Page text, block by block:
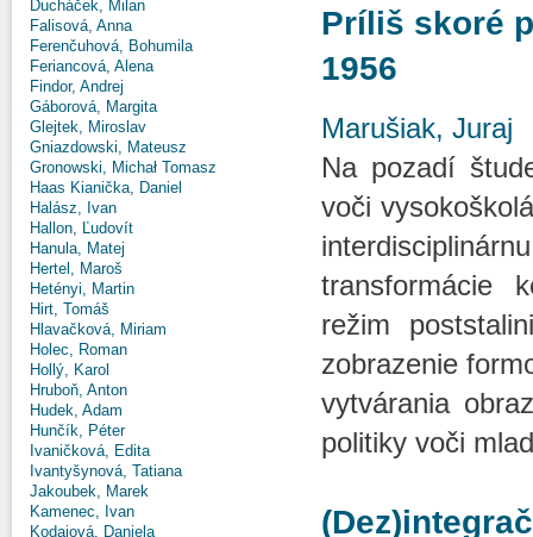
Ducháček, Milan
Falisová, Anna
Ferenčuhová, Bohumila
Feriancová, Alena
Findor, Andrej
Gáborová, Margita
Glejtek, Miroslav
Gniazdowski, Mateusz
Gronowski, Michał Tomasz
Haas Kianička, Daniel
Halász, Ivan
Hallon, Ľudovít
Hanula, Matej
Hertel, Maroš
Hetényi, Martin
Hirt, Tomáš
Hlavačková, Miriam
Holec, Roman
Hollý, Karol
Hruboň, Anton
Hudek, Adam
Hunčík, Péter
Ivaničková, Edita
Ivantyšynová, Tatiana
Jakoubek, Marek
Kamenec, Ivan
Kodajová, Daniela
Príliš skoré
1956
Marušiak, Juraj
Na pozadí
voči
transformácie
režim
zobrazenie
vytvárania
politiky voči